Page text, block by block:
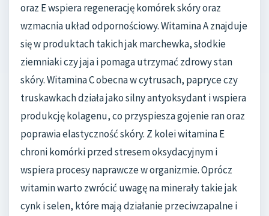
oraz E wspiera regenerację komórek skóry oraz
wzmacnia układ odpornościowy. Witamina A znajduje
się w produktach takich jak marchewka, słodkie
ziemniaki czy jaja i pomaga utrzymać zdrowy stan
skóry. Witamina C obecna w cytrusach, papryce czy
truskawkach działa jako silny antyoksydant i wspiera
produkcję kolagenu, co przyspiesza gojenie ran oraz
poprawia elastyczność skóry. Z kolei witamina E
chroni komórki przed stresem oksydacyjnym i
wspiera procesy naprawcze w organizmie. Oprócz
witamin warto zwrócić uwagę na minerały takie jak
cynk i selen, które mają działanie przeciwzapalne i